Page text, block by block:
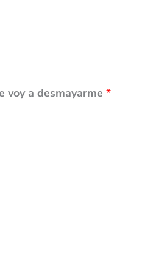
voy a desmayarme*